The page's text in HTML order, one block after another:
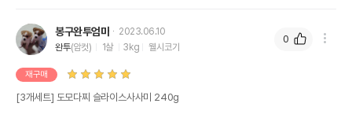
봉구완투엄마
2023.06.10
완투(암컷) 1살 3kg 웰시코기
재구매
[3개세트] 도모다찌 슬라이스사사미 240g
0